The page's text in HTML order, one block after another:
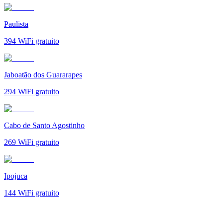
Paulista
394 WiFi gratuito
Jaboatão dos Guararapes
294 WiFi gratuito
Cabo de Santo Agostinho
269 WiFi gratuito
Ipojuca
144 WiFi gratuito